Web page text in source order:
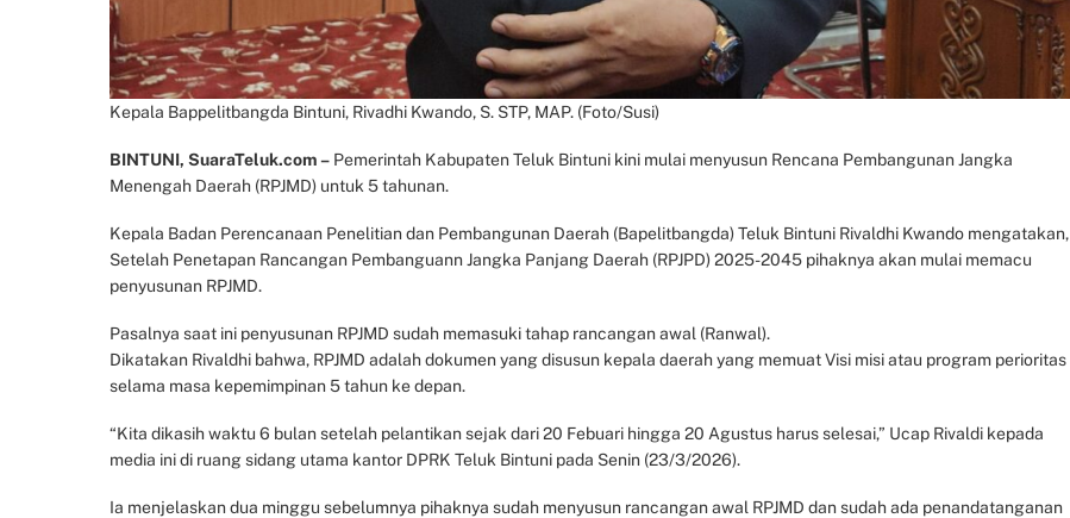
Kepala Bappelitbangda Bintuni, Rivadhi Kwando, S. STP, MAP. (Foto/Susi)
BINTUNI, SuaraTeluk.com – Pemerintah Kabupaten Teluk Bintuni kini mulai menyusun Rencana Pembangunan Jangka
Menengah Daerah (RPJMD) untuk 5 tahunan.
Kepala Badan Perencanaan Penelitian dan Pembangunan Daerah (Bapelitbangda) Teluk Bintuni Rivaldhi Kwando mengatakan,
Setelah Penetapan Rancangan Pembanguann Jangka Panjang Daerah (RPJPD) 2025-2045 pihaknya akan mulai memacu
penyusunan RPJMD.
Pasalnya saat ini penyusunan RPJMD sudah memasuki tahap rancangan awal (Ranwal).
Dikatakan Rivaldhi bahwa, RPJMD adalah dokumen yang disusun kepala daerah yang memuat Visi misi atau program perioritas
selama masa kepemimpinan 5 tahun ke depan.
“Kita dikasih waktu 6 bulan setelah pelantikan sejak dari 20 Febuari hingga 20 Agustus harus selesai,” Ucap Rivaldi kepada
media ini di ruang sidang utama kantor DPRK Teluk Bintuni pada Senin (23/3/2026).
Ia menjelaskan dua minggu sebelumnya pihaknya sudah menyusun rancangan awal RPJMD dan sudah ada penandatanganan